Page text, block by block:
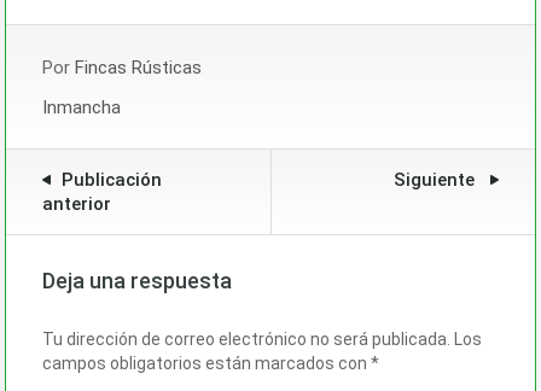
Por Fincas Rústicas
Inmancha
Publicación
anterior
Siguiente
Deja una respuesta
Tu dirección de correo electrónico no será publicada. Los
campos obligatorios están marcados con *